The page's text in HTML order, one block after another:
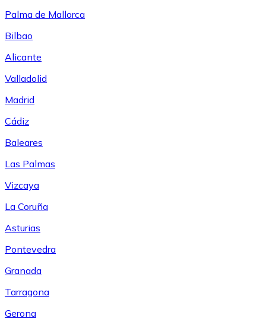
Palma de Mallorca
Bilbao
Alicante
Valladolid
Madrid
Cádiz
Baleares
Las Palmas
Vizcaya
La Coruña
Asturias
Pontevedra
Granada
Tarragona
Gerona